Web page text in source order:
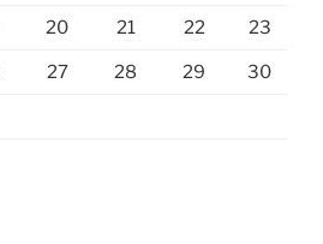
20 21 22 23
27 28 29 30